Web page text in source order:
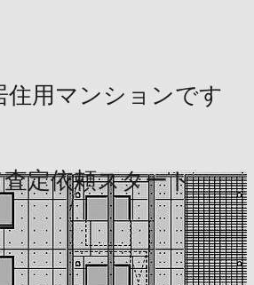
住用マンションです
定依頼スタート